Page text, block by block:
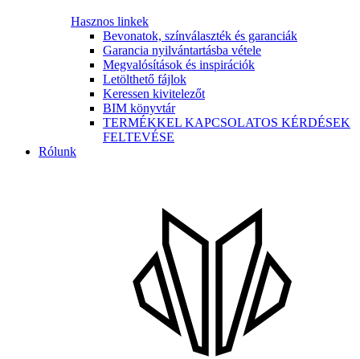
Hasznos linkek
Bevonatok, színválaszték és garanciák
Garancia nyilvántartásba vétele
Megvalósítások és inspirációk
Letölthető fájlok
Keressen kivitelezőt
BIM könyvtár
TERMÉKKEL KAPCSOLATOS KÉRDÉSEK
FELTEVÉSE
Rólunk